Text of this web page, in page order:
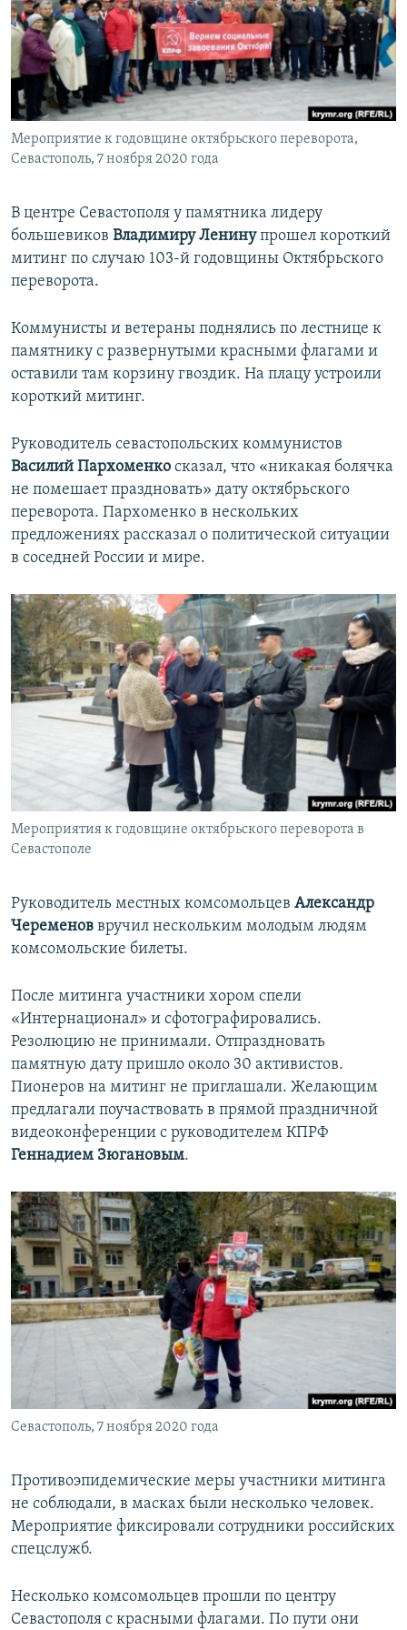
ПОБЕДИТЕЛЕЙ НЕ СУДЯТ?
КРЫМ.НЕПОКОРЕННЫЙ
ELIFBE
УКРАИНСКАЯ ПРОБЛЕМА КРЫМА
ПРИСОЕДИНЯЙТЕСЬ!
Все сайты RFE/RL
Мероприятие к годовщине октябрьского переворота,
Севастополь, 7 ноября 2020 года
В центре Севастополя у памятника лидеру
большевиков Владимиру Ленинупрошел короткий
митинг по случаю 103-й годовщины Октябрьского
переворота.
Коммунисты и ветераны поднялись по лестнице к
памятнику с развернутыми красными флагами и
оставили там корзину гвоздик. На плацу устроили
короткий митинг.
Руководитель севастопольских коммунистов
Василий Пархоменко сказал, что «никакая болячка
не помешает праздновать» дату октябрьского
переворота. Пархоменко в нескольких
предложениях рассказал о политической ситуации
в соседней России и мире.
Мероприятия к годовщине октябрьского переворота в
Севастополе
Руководитель местных комсомольцев Александр
Череменов вручил нескольким молодым людям
комсомольские билеты.
После митинга участники хором спели
«Интернационал» и сфотографировались.
Резолюцию не принимали. Отпраздновать
памятную дату пришло около 30 активистов.
Пионеров на митинг не приглашали. Желающим
предлагали поучаствовать в прямой праздничной
видеоконференции с руководителем КПРФ
Геннадием Зюгановым.
Севастополь, 7 ноября 2020 года
Противоэпидемические меры участники митинга
не соблюдали, в масках были несколько человек.
Мероприятие фиксировали сотрудники российских
спецслужб.
Несколько комсомольцев прошли по центру
Севастополя с красными флагами. По пути они